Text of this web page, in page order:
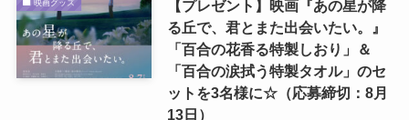
映画グッズ
【プレゼント】映画『あの星が降
る丘で、君とまた出会いたい。』
「百合の花香る特製しおり」＆
「百合の涙拭う特製タオル」のセ
ットを3名様に☆（応募締切：8月
13日）